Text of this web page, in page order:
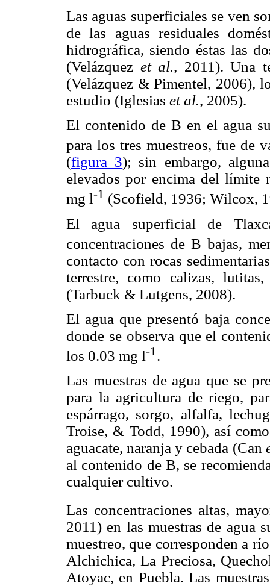
Las aguas superficiales se ven
de las aguas residuales
hidrográfica, siendo éstas las
(Velázquez et al., 2011). Una
(Velázquez & Pimentel, 2006),
estudio (Iglesias et al., 2005).
El contenido de B en el agua
para los tres muestreos, fue de
(figura 3); sin embargo,
elevados por encima del límite
mg l-1 (Scofield, 1936; Wilcox,
El agua superficial de
concentraciones de B bajas,
contacto con rocas
terrestre, como calizas,
(Tarbuck & Lutgens, 2008).
El agua que presentó baja
donde se observa que el
los 0.03 mg l-1 .
Las muestras de agua que se
para la agricultura de riego,
espárrago, sorgo, alfalfa,
Troise, & Todd, 1990), así
aguacate, naranja y cebada (Can
al contenido de B, se
cualquier cultivo.
Las concentraciones altas,
2011) en las muestras de agua
muestreo, que corresponden a
Alchichica, La Preciosa,
Atoyac, en Puebla. Las